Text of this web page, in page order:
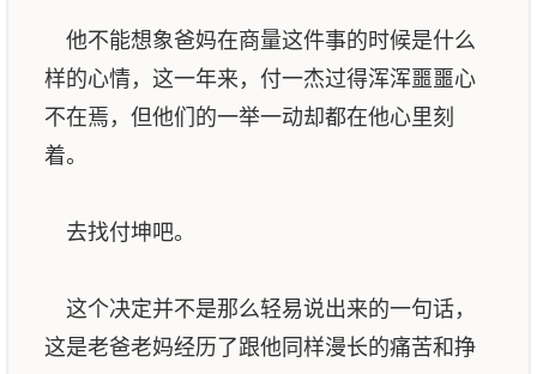
他不能想象爸妈在商量这件事的时候是什么
样的心情，这一年来，付一杰过得浑浑噩噩心
不在焉，但他们的一举一动却都在他心里刻
着。
去找付坤吧。
这个决定并不是那么轻易说出来的一句话，
这是老爸老妈经历了跟他同样漫长的痛苦和挣